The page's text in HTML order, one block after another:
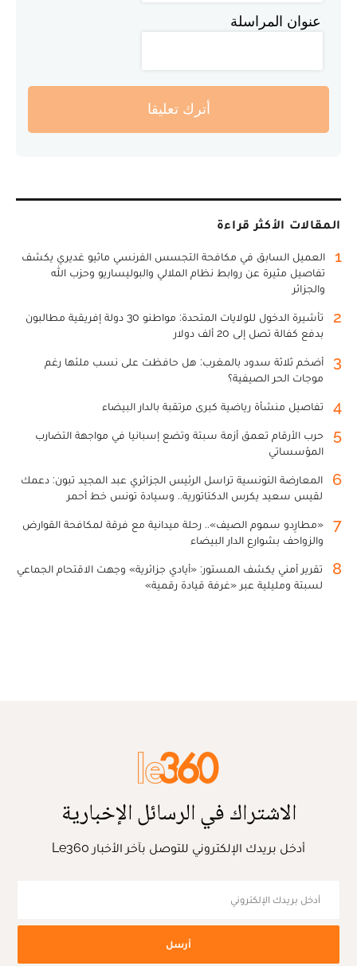
عنوان المراسلة
أترك تعليقا
المقالات الأكثر قراءة
1
العميل السابق في مكافحة التجسس الفرنسي ماثيو غديري يكشف
تفاصيل مثيرة عن روابط نظام الملالي والبوليساريو وحزب الله
والجزائر
2
تأشيرة الدخول للولايات المتحدة: مواطنو 30 دولة إفريقية مطالبون
بدفع كفالة تصل إلى 20 ألف دولار
3
أضخم ثلاثة سدود بالمغرب: هل حافظت على نسب ملئها رغم
موجات الحر الصيفية؟
4 تفاصيل منشأة رياضية كبرى مرتقبة بالدار البيضاء
5
حرب الأرقام تعمق أزمة سبتة وتضع إسبانيا في مواجهة التضارب
المؤسساتي
6
المعارضة التونسية تراسل الرئيس الجزائري عبد المجيد تبون: دعمك
لقيس سعيد يكرس الدكتاتورية.. وسيادة تونس خط أحمر
7
«مطارِدو سموم الصيف».. رحلة ميدانية مع فرقة لمكافحة القوارض
والزواحف بشوارع الدار البيضاء
8
تقرير أمني يكشف المستور: «أيادي جزائرية» وجهت الاقتحام الجماعي
لسبتة ومليلية عبر «غرفة قيادة رقمية»
الاشتراك في الرسائل الإخبارية
أدخل بريدك الإلكتروني للتوصل بآخر الأخبار Le360
أرسل